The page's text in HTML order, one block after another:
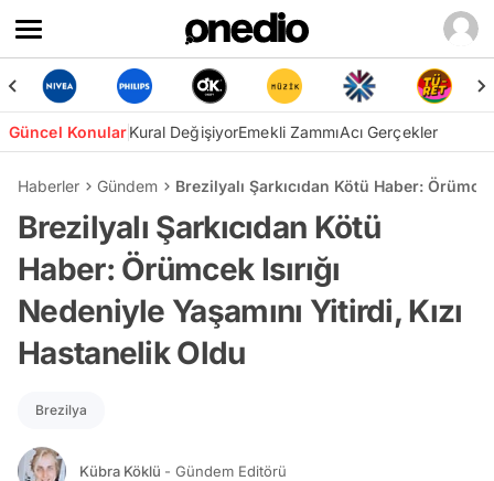
Güncel KonularKural DeğişiyorEmekli ZammıAcı Gerçekler
Haberler Gündem Brezilyalı Şarkıcıdan Kötü Haber:
Brezilyalı Şarkıcıdan Kötü
Haber: Örümcek Isırığı
Nedeniyle Yaşamını Yitirdi, Kızı
Hastanelik Oldu
Brezilya
Kübra Köklü - Gündem Editörü